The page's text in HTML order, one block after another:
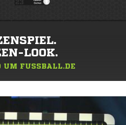
LOOK.
UM FUSSBALL.DE